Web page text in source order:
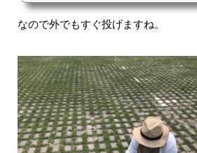
でます。（セクシーショットサービス
ど食べれないって大きさのプラスチッ
ってて、めちゃくちゃコスパの良いオモ
て...
なので外でもすぐ投げますね。